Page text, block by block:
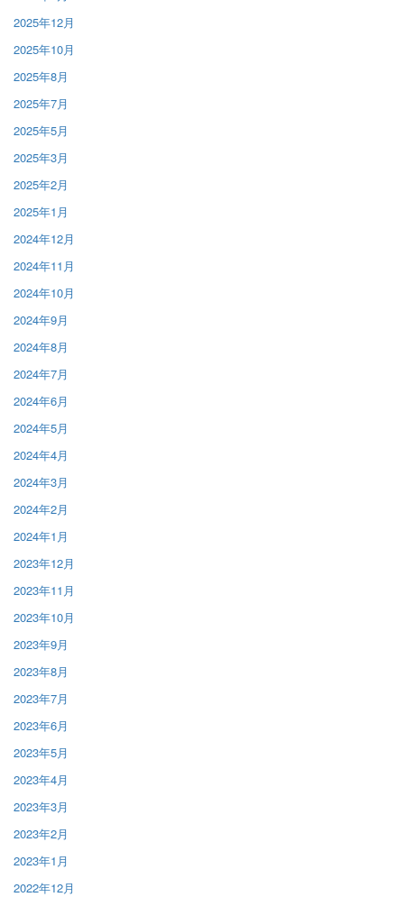
2025年12月
2025年10月
2025年8月
2025年7月
2025年5月
2025年3月
2025年2月
2025年1月
2024年12月
2024年11月
2024年10月
2024年9月
2024年8月
2024年7月
2024年6月
2024年5月
2024年4月
2024年3月
2024年2月
2024年1月
2023年12月
2023年11月
2023年10月
2023年9月
2023年8月
2023年7月
2023年6月
2023年5月
2023年4月
2023年3月
2023年2月
2023年1月
2022年12月